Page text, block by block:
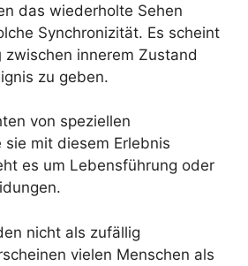
das wiederholte Sehen
Synchronizität. Es scheint
zwischen innerem Zustand
zu geben.
von speziellen
sie mit diesem Erlebnis
es um Lebensführung oder
nicht als zufällig
vielen Menschen als